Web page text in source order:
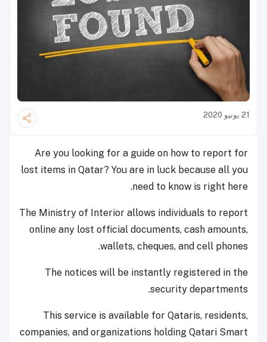
21 يونيو 2020
Are you looking for a guide on how to report for
lost items in Qatar? You are in luck because all you
need to know is right here.
The Ministry of Interior allows individuals to report
online any lost official documents, cash amounts,
wallets, cheques, and cell phones.
The notices will be instantly registered in the
security departments.
This service is available for Qataris, residents,
companies, and organizations holding Qatari Smart